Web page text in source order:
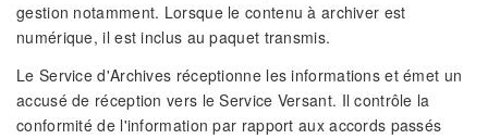
gestion notamment. Lorsque le contenu à archiver est
numérique, il est inclus au paquet transmis.
Le Service d'Archives réceptionne les informations et émet un
accusé de réception vers le Service Versant. Il contrôle la
conformité de l'information par rapport aux accords passés